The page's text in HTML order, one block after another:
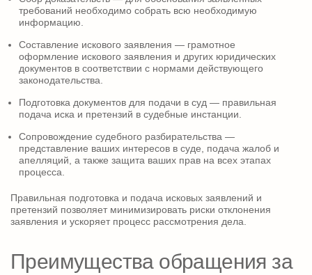
требований необходимо собрать всю необходимую
информацию.
Составление искового заявления — грамотное
оформление искового заявления и других юридических
документов в соответствии с нормами действующего
законодательства.
Подготовка документов для подачи в суд — правильная
подача иска и претензий в судебные инстанции.
Сопровождение судебного разбирательства —
представление ваших интересов в суде, подача жалоб и
апелляций, а также защита ваших прав на всех этапах
процесса.
Правильная подготовка и подача исковых заявлений и
претензий позволяет минимизировать риски отклонения
заявления и ускоряет процесс рассмотрения дела.
Преимущества обращения за